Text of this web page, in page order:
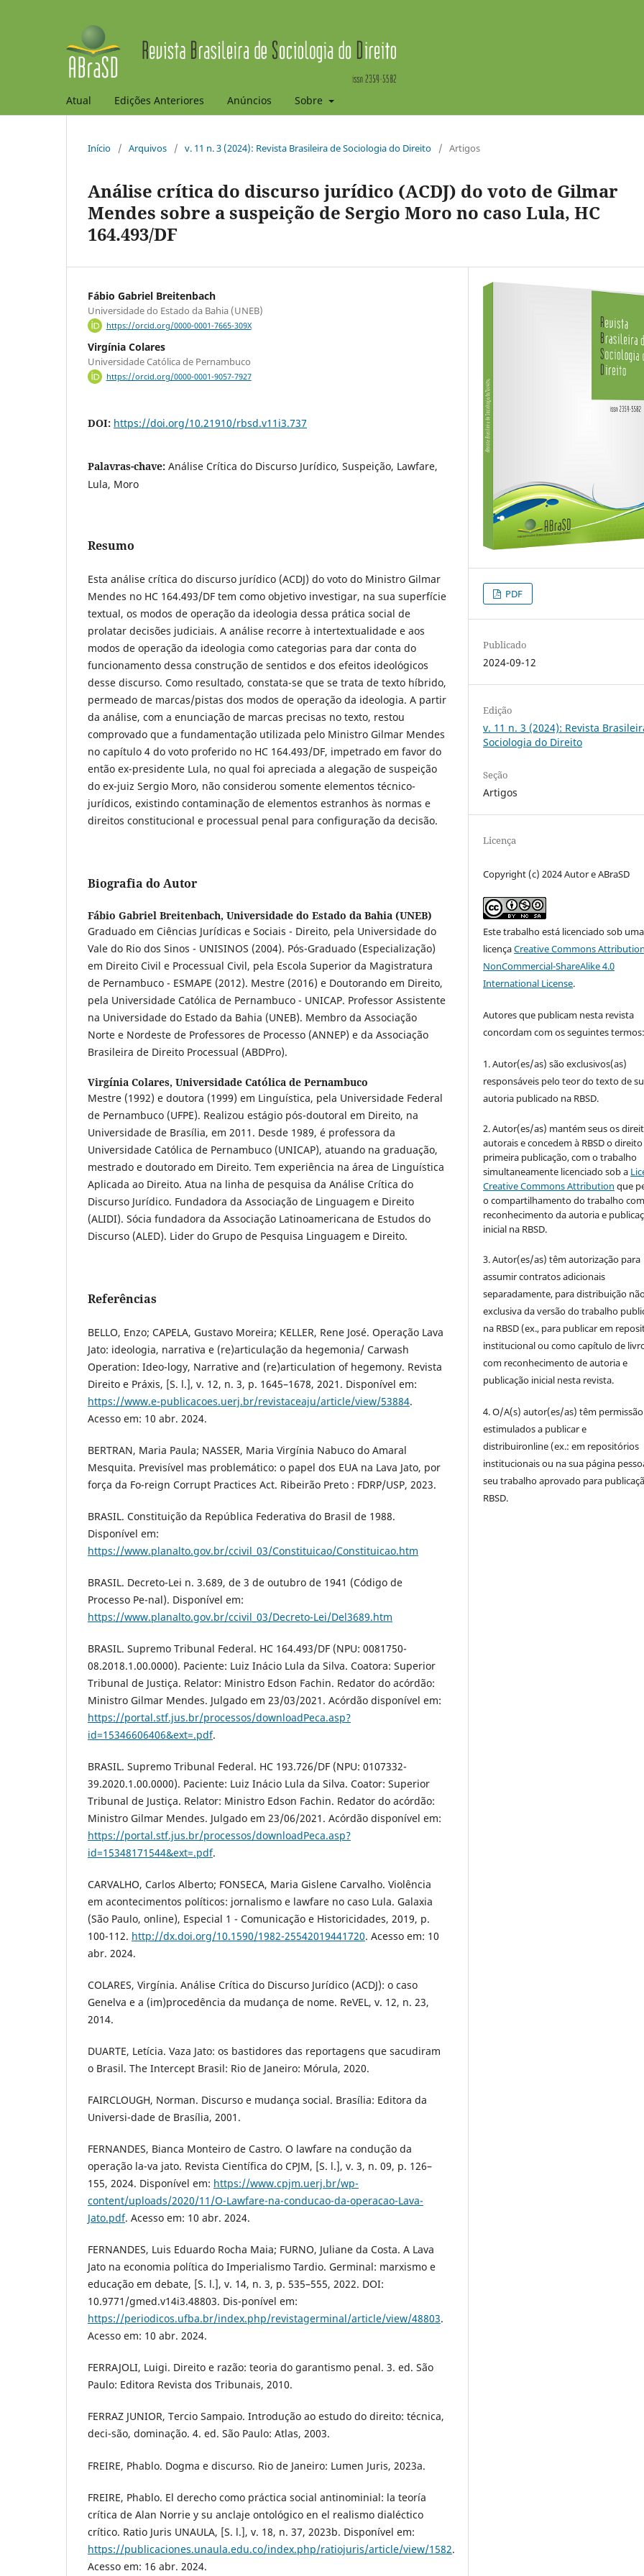
Atual Edições Anteriores Anúncios Sobre
Início / Arquivos / v. 11 n. 3 (2024): Revista Brasileira de Sociologia do Direito / Artigos
Análise crítica do discurso jurídico (ACDJ) do voto de Gilmar
Mendes sobre a suspeição de Sergio Moro no caso Lula, HC
164.493/DF
Fábio Gabriel Breitenbach
Universidade do Estado da Bahia (UNEB)
https://orcid.org/0000-0001-7665-309X
Virgínia Colares
Universidade Católica de Pernambuco
https://orcid.org/0000-0001-9057-7927
DOI: https://doi.org/10.21910/rbsd.v11i3.737
Palavras-chave: Análise Crítica do Discurso Jurídico, Suspeição, Lawfare,
Lula, Moro
Resumo
Esta análise crítica do discurso jurídico (ACDJ) do voto do Ministro Gilmar
Mendes no HC 164.493/DF tem como objetivo investigar, na sua superfície
textual, os modos de operação da ideologia dessa prática social de
prolatar decisões judiciais. A análise recorre à intertextualidade e aos
modos de operação da ideologia como categorias para dar conta do
funcionamento dessa construção de sentidos e dos efeitos ideológicos
desse discurso. Como resultado, constata-se que se trata de texto híbrido,
permeado de marcas/pistas dos modos de operação da ideologia. A partir
da análise, com a enunciação de marcas precisas no texto, restou
comprovado que a fundamentação utilizada pelo Ministro Gilmar Mendes
no capítulo 4 do voto proferido no HC 164.493/DF, impetrado em favor do
então ex-presidente Lula, no qual foi apreciada a alegação de suspeição
do ex-juiz Sergio Moro, não considerou somente elementos técnico-
jurídicos, existindo contaminação de elementos estranhos às normas e
direitos constitucional e processual penal para configuração da decisão.
Biografia do Autor
Fábio Gabriel Breitenbach, Universidade do Estado da Bahia (UNEB)
Graduado em Ciências Jurídicas e Sociais - Direito, pela Universidade do
Vale do Rio dos Sinos - UNISINOS (2004). Pós-Graduado (Especialização)
em Direito Civil e Processual Civil, pela Escola Superior da Magistratura
de Pernambuco - ESMAPE (2012). Mestre (2016) e Doutorando em Direito,
pela Universidade Católica de Pernambuco - UNICAP. Professor Assistente
na Universidade do Estado da Bahia (UNEB). Membro da Associação
Norte e Nordeste de Professores de Processo (ANNEP) e da Associação
Brasileira de Direito Processual (ABDPro).
Virgínia Colares, Universidade Católica de Pernambuco
Mestre (1992) e doutora (1999) em Linguística, pela Universidade Federal
de Pernambuco (UFPE). Realizou estágio pós-doutoral em Direito, na
Universidade de Brasília, em 2011. Desde 1989, é professora da
Universidade Católica de Pernambuco (UNICAP), atuando na graduação,
mestrado e doutorado em Direito. Tem experiência na área de Linguística
Aplicada ao Direito. Atua na linha de pesquisa da Análise Crítica do
Discurso Jurídico. Fundadora da Associação de Linguagem e Direito
(ALIDI). Sócia fundadora da Associação Latinoamericana de Estudos do
Discurso (ALED). Lider do Grupo de Pesquisa Linguagem e Direito.
Referências
BELLO, Enzo; CAPELA, Gustavo Moreira; KELLER, Rene José. Operação Lava
Jato: ideologia, narrativa e (re)articulação da hegemonia/ Carwash
Operation: Ideo-logy, Narrative and (re)articulation of hegemony. Revista
Direito e Práxis, [S. l.], v. 12, n. 3, p. 1645–1678, 2021. Disponível em:
https://www.e-publicacoes.uerj.br/revistaceaju/article/view/53884.
Acesso em: 10 abr. 2024.
BERTRAN, Maria Paula; NASSER, Maria Virgínia Nabuco do Amaral
Mesquita. Previsível mas problemático: o papel dos EUA na Lava Jato, por
força da Fo-reign Corrupt Practices Act. Ribeirão Preto : FDRP/USP, 2023.
BRASIL. Constituição da República Federativa do Brasil de 1988.
Disponível em:
https://www.planalto.gov.br/ccivil_03/Constituicao/Constituicao.htm
BRASIL. Decreto-Lei n. 3.689, de 3 de outubro de 1941 (Código de
Processo Pe-nal). Disponível em:
https://www.planalto.gov.br/ccivil_03/Decreto-Lei/Del3689.htm
BRASIL. Supremo Tribunal Federal. HC 164.493/DF (NPU: 0081750-
08.2018.1.00.0000). Paciente: Luiz Inácio Lula da Silva. Coatora: Superior
Tribunal de Justiça. Relator: Ministro Edson Fachin. Redator do acórdão:
Ministro Gilmar Mendes. Julgado em 23/03/2021. Acórdão disponível em:
https://portal.stf.jus.br/processos/downloadPeca.asp?
id=15346606406&ext=.pdf.
BRASIL. Supremo Tribunal Federal. HC 193.726/DF (NPU: 0107332-
39.2020.1.00.0000). Paciente: Luiz Inácio Lula da Silva. Coator: Superior
Tribunal de Justiça. Relator: Ministro Edson Fachin. Redator do acórdão:
Ministro Gilmar Mendes. Julgado em 23/06/2021. Acórdão disponível em:
https://portal.stf.jus.br/processos/downloadPeca.asp?
id=15348171544&ext=.pdf.
CARVALHO, Carlos Alberto; FONSECA, Maria Gislene Carvalho. Violência
em acontecimentos políticos: jornalismo e lawfare no caso Lula. Galaxia
(São Paulo, online), Especial 1 - Comunicação e Historicidades, 2019, p.
100-112. http://dx.doi.org/10.1590/1982-25542019441720. Acesso em: 10
abr. 2024.
COLARES, Virgínia. Análise Crítica do Discurso Jurídico (ACDJ): o caso
Genelva e a (im)procedência da mudança de nome. ReVEL, v. 12, n. 23,
2014.
DUARTE, Letícia. Vaza Jato: os bastidores das reportagens que sacudiram
o Brasil. The Intercept Brasil: Rio de Janeiro: Mórula, 2020.
FAIRCLOUGH, Norman. Discurso e mudança social. Brasília: Editora da
Universi-dade de Brasília, 2001.
FERNANDES, Bianca Monteiro de Castro. O lawfare na condução da
operação la-va jato. Revista Científica do CPJM, [S. l.], v. 3, n. 09, p. 126–
155, 2024. Disponível em: https://www.cpjm.uerj.br/wp-
content/uploads/2020/11/O-Lawfare-na-conducao-da-operacao-Lava-
Jato.pdf. Acesso em: 10 abr. 2024.
FERNANDES, Luis Eduardo Rocha Maia; FURNO, Juliane da Costa. A Lava
Jato na economia política do Imperialismo Tardio. Germinal: marxismo e
educação em debate, [S. l.], v. 14, n. 3, p. 535–555, 2022. DOI:
10.9771/gmed.v14i3.48803. Dis-ponível em:
https://periodicos.ufba.br/index.php/revistagerminal/article/view/48803.
Acesso em: 10 abr. 2024.
FERRAJOLI, Luigi. Direito e razão: teoria do garantismo penal. 3. ed. São
Paulo: Editora Revista dos Tribunais, 2010.
FERRAZ JUNIOR, Tercio Sampaio. Introdução ao estudo do direito: técnica,
deci-são, dominação. 4. ed. São Paulo: Atlas, 2003.
FREIRE, Phablo. Dogma e discurso. Rio de Janeiro: Lumen Juris, 2023a.
FREIRE, Phablo. El derecho como práctica social antinominial: la teoría
crítica de Alan Norrie y su anclaje ontológico en el realismo dialéctico
crítico. Ratio Juris UNAULA, [S. l.], v. 18, n. 37, 2023b. Disponível em:
https://publicaciones.unaula.edu.co/index.php/ratiojuris/article/view/1582.
Acesso em: 16 abr. 2024.
PDF
Publicado
2024-09-12
Edição
v. 11 n. 3 (2024): Revista
Sociologia do Direito
Seção
Artigos
Licença
Copyright (c) 2024 Autor e ABraSD
Este trabalho está licenciado sob uma
licençaCreative Commons
NonCommercial-ShareAlike 4.0
International License.
Autores que publicam nesta revista
concordam com os seguintes termos:
1. Autor(es/as) são exclusivos(as)
responsáveis pelo teor do texto de
autoria publicado na RBSD.
2. Autor(es/as) mantém seus os
autorais e concedem à RBSD o
primeira publicação, com o trabalho
simultaneamente licenciado sob a
Creative Commons Attribution que
o compartilhamento do trabalho com
reconhecimento da autoria e
inicial na RBSD.
3. Autor(es/as) têm autorização para
assumir contratos adicionais
separadamente, para distribuição
exclusiva da versão do trabalho
na RBSD (ex., para publicar em
institucional ou como capítulo de
com reconhecimento de autoria e
publicação inicial nesta revista.
4. O/A(s) autor(es/as) têm
estimulados a publicar e
distribuironline (ex.: em repositórios
institucionais ou na sua página
seu trabalho aprovado para
RBSD.